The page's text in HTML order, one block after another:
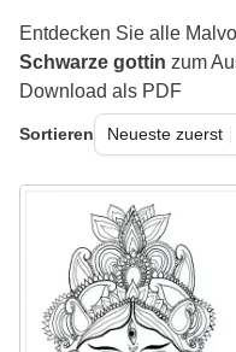
Entdecken Sie alle
Schwarze gottin zum
Download als PDF
Sortieren